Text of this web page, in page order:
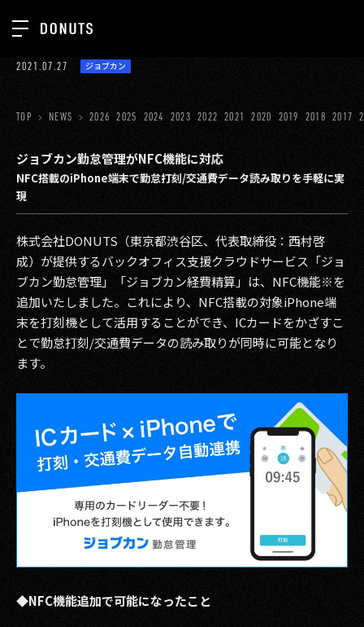
ジョブカン
ゲーム
ミクチャ
医療(CLIUS)
出版メディア
美少女図鑑
イベント
タテドラ
2026
2025
2024
2023
TOP
ABOUT
SERVICES
GROUP
CONTACT
2021.07.27 ジョブカン
TOP NEWS 2026 2025 2024 2023 2022 2021 2020 2019 2018 2017
ジョブカン勤怠管理がNFC機能に対応
NFC搭載のiPhone端末で勤怠打刻/交通費データ読み取りを手軽に実
現
株式会社DONUTS（東京都渋谷区、代表取締役：西村啓
成）が提供するバックオフィス支援クラウドサービス「ジョ
ブカン勤怠管理」「ジョブカン経費精算」は、NFC機能※を
追加いたしました。これにより、NFC搭載の対象iPhone端
末を打刻機として活用することができ、ICカードをかざすこ
とで勤怠打刻/交通費データの読み取りが同時に可能となり
ます。
◆NFC機能追加で可能になったこと